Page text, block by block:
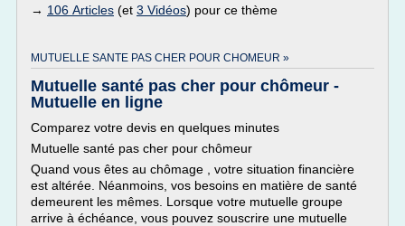
→ 106 Articles (et 3 Vidéos) pour ce thème
MUTUELLE SANTE PAS CHER POUR CHOMEUR »
Mutuelle santé pas cher pour chômeur -
Mutuelle en ligne
Comparez votre devis en quelques minutes
Mutuelle santé pas cher pour chômeur
Quand vous êtes au chômage , votre situation financière
est altérée. Néanmoins, vos besoins en matière de santé
demeurent les mêmes. Lorsque votre mutuelle groupe
arrive à échéance, vous pouvez souscrire une mutuelle